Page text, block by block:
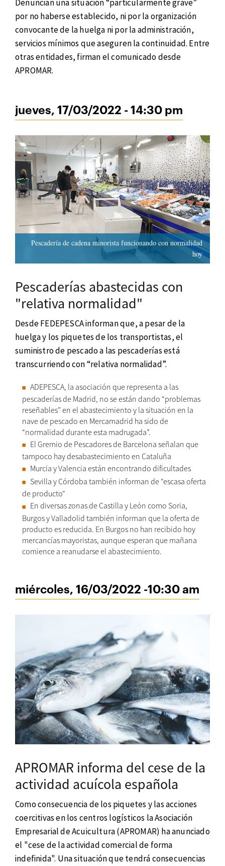
Denuncian una situación “particularmente grave”
por no haberse establecido, ni por la organización
convocante de la huelga ni por la administración,
servicios mínimos que aseguren la continuidad. Entre
otras entidades, firman el comunicado desde
APROMAR.
jueves, 17/03/2022 - 14:30 pm
Pescadería de cadena minorista funcionando con normalidad
hoy
Pescaderías abastecidas con
"relativa normalidad"
Desde FEDEPESCA informan que, a pesar de la
huelga y los piquetes de los transportistas, el
suministro de pescado a las pescaderías está
transcurriendo con “relativa normalidad”.
ADEPESCA, la asociación que representa a las
pescaderías de Madrid, no se están dando “problemas
reseñables” en el abastecimiento y la situación en la
nave de pescado en Mercamadrid ha sido de
“normalidad durante esta madrugada”.
El Gremio de Pescadores de Barcelona señalan que
tampoco hay desabastecimiento en Cataluña
Murcia y Valencia están encontrando dificultades
Sevilla y Córdoba también informan de "escasa oferta
de producto"
En diversas zonas de Castilla y León como Soria,
Burgos y Valladolid también informan que la oferta de
producto es reducida. En Burgos no han recibido hoy
mercancías mayoristas, aunque esperan que mañana
comience a reanudarse el abastecimiento.
miércoles, 16/03/2022 -10:30 am
APROMAR informa del cese de la
actividad acuícola española
Como consecuencia de los piquetes y las acciones
coercitivas en los centros logísticos la Asociación
Empresarial de Acuicultura (APROMAR) ha anunciado
el "cese de la actividad comercial de forma
indefinida". Una situación que tendrá consecuencias